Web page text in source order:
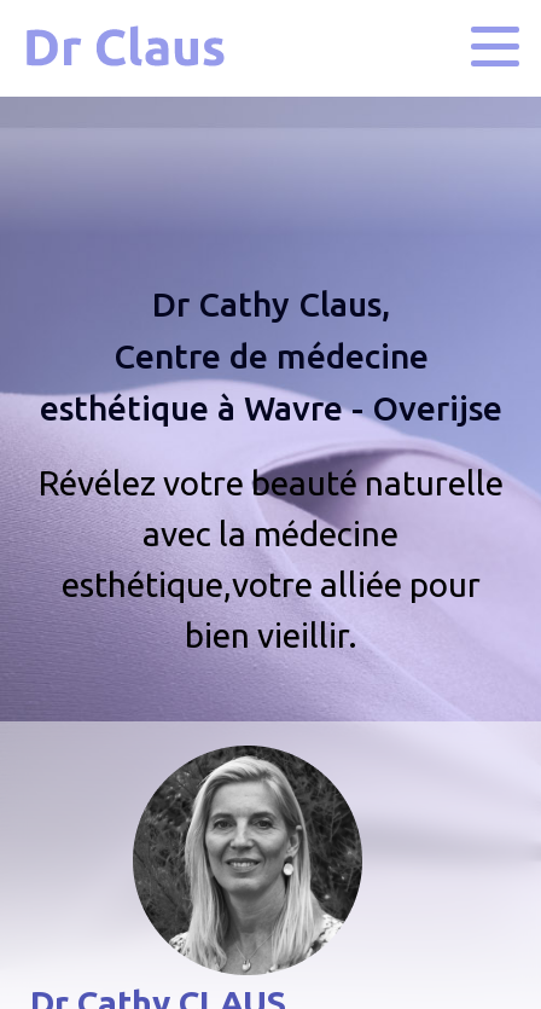
Dr Cathy Claus,
Centre de médecine
esthétique à Wavre - Overijse
Révélez votre beauté naturelle
avec la médecine
esthétique,votre alliée pour
bien vieillir.